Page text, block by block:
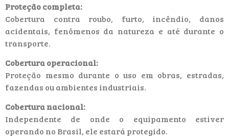
Proteção completa:
Cobertura contra roubo, furto, incêndio, danos
acidentais, fenômenos da natureza e até durante o
transporte.
Cobertura operacional:
Proteção mesmo durante o uso em obras, estradas,
fazendas ou ambientes industriais.
Cobertura nacional:
Independente de onde o equipamento estiver
operando no Brasil, ele estará protegido.